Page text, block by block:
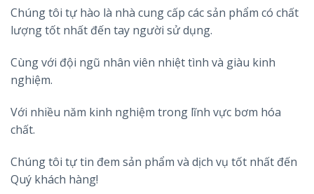
Chúng tôi tự hào là nhà cung cấp các sản phẩm có chất
lượng tốt nhất đến tay người sử dụng.
Cùng với đội ngũ nhân viên nhiệt tình và giàu kinh
nghiệm.
Với nhiều năm kinh nghiệm trong lĩnh vực bơm hóa
chất.
Chúng tôi tự tin đem sản phẩm và dịch vụ tốt nhất đến
Quý khách hàng!